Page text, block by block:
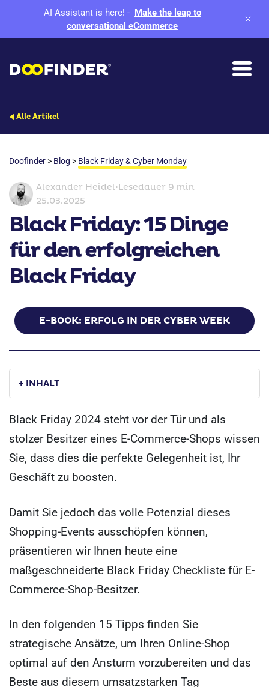
AI Assistant is here! - Make the leap to
conversational eCommerce
Alle Artikel
Doofinder > Blog > Black Friday & Cyber Monday
Alexander Heidel•Lesedauer 9 min
25.03.2025
Black Friday: 15 Dinge
für den erfolgreichen
Black Friday
E-BOOK: ERFOLG IN DER CYBER WEEK
+ INHALT
Black Friday 2024 steht vor der Tür und als
stolzer Besitzer eines E-Commerce-Shops wissen
Sie, dass dies die perfekte Gelegenheit ist, Ihr
Geschäft zu boosten.
Damit Sie jedoch das volle Potenzial dieses
Shopping-Events ausschöpfen können,
präsentieren wir Ihnen heute eine
maßgeschneiderte Black Friday Checkliste für E-
Commerce-Shop-Besitzer.
In den folgenden 15 Tipps finden Sie
strategische Ansätze, um Ihren Online-Shop
optimal auf den Ansturm vorzubereiten und das
Beste aus diesem umsatzstarken Tag